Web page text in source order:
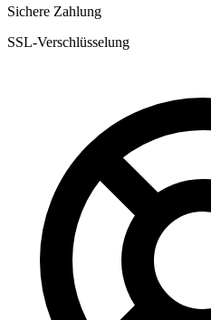
Sichere Zahlung
SSL-Verschlüsselung